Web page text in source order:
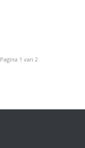
Pagina 1 van 2